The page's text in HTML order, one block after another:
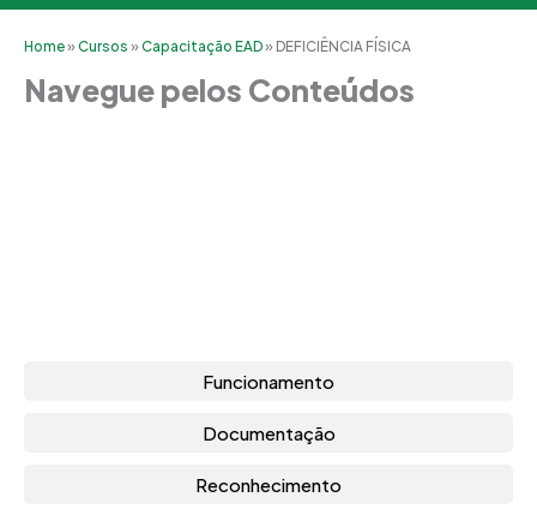
Home»Cursos »Capacitação EAD» DEFICIÊNCIA FÍSICA
Navegue pelos Conteúdos
Funcionamento
Documentação
Reconhecimento